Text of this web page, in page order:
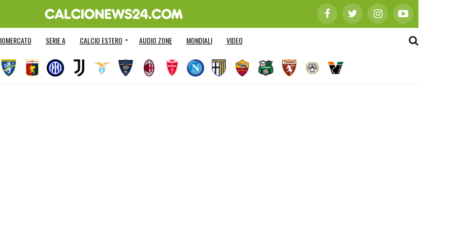
SERIE A CALCIO ESTERO AUDIO ZONE MONDIALI VIDEO